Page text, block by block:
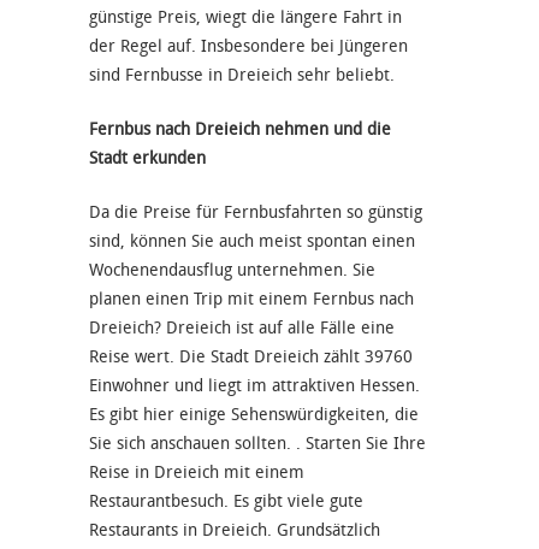
günstige Preis, wiegt die längere Fahrt in
der Regel auf. Insbesondere bei Jüngeren
sind Fernbusse in Dreieich sehr beliebt.
Fernbus nach Dreieich nehmen und die
Stadt erkunden
Da die Preise für Fernbusfahrten so günstig
sind, können Sie auch meist spontan einen
Wochenendausflug unternehmen. Sie
planen einen Trip mit einem Fernbus nach
Dreieich? Dreieich ist auf alle Fälle eine
Reise wert. Die Stadt Dreieich zählt 39760
Einwohner und liegt im attraktiven Hessen.
Es gibt hier einige Sehenswürdigkeiten, die
Sie sich anschauen sollten. . Starten Sie Ihre
Reise in Dreieich mit einem
Restaurantbesuch. Es gibt viele gute
Restaurants in Dreieich. Grundsätzlich